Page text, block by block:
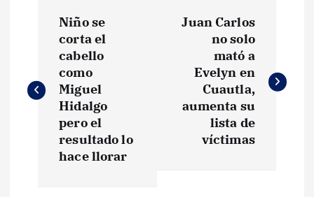
v
Niño se
corta el
cabello
como
Miguel
Hidalgo
pero el
resultado lo
hace llorar
Juan Carlos
no solo
mató a
Evelyn en
Cuautla,
aumenta su
lista de
víctimas